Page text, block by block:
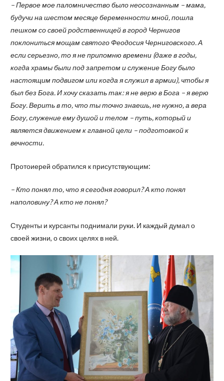
– Первое мое паломничество было неосознанным – мама,
будучи на шестом месяце беременности мной, пошла
пешком со своей родственницей в город Чернигов
поклониться мощам святого Феодосия Черниговского. А
если серьезно, то я не припомню времени (даже в годы,
когда храмы были под запретом и служение Богу было
настоящим подвигом или когда я служил в армии), чтобы я
был без Бога. И хочу сказать так: я не верю в Бога – я верю
Богу. Верить в то, что ты точно знаешь, не нужно, а вера
Богу, служение ему душой и телом – путь, который и
является движением к главной цели – подготовкой к
вечности.
Протоиерей обратился к присутствующим:
– Кто понял то, что я сегодня говорил? А кто понял
наполовину? А кто не понял?
Студенты и курсанты поднимали руки. И каждый думал о
своей жизни, о своих целях в ней.